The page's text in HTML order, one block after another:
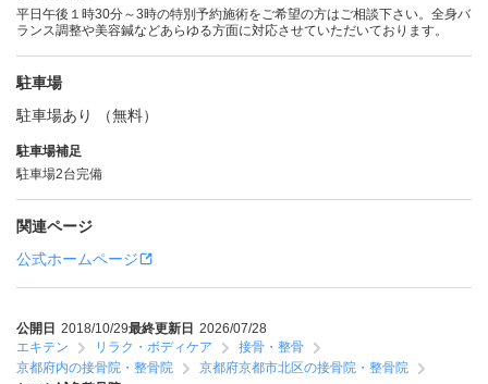
平日午後１時30分～3時の特別予約施術をご希望の方はご相談下さい。全身バ
ランス調整や美容鍼などあらゆる方面に対応させていただいております。
駐車場
駐車場あり （無料）
駐車場補足
駐車場2台完備
関連ページ
公式ホームページ
公開日 2018/10/29最終更新日 2026/07/28
エキテン
リラク・ボディケア
接骨・整骨
京都府内の接骨院・整骨院
京都府京都市北区の接骨院・整骨院